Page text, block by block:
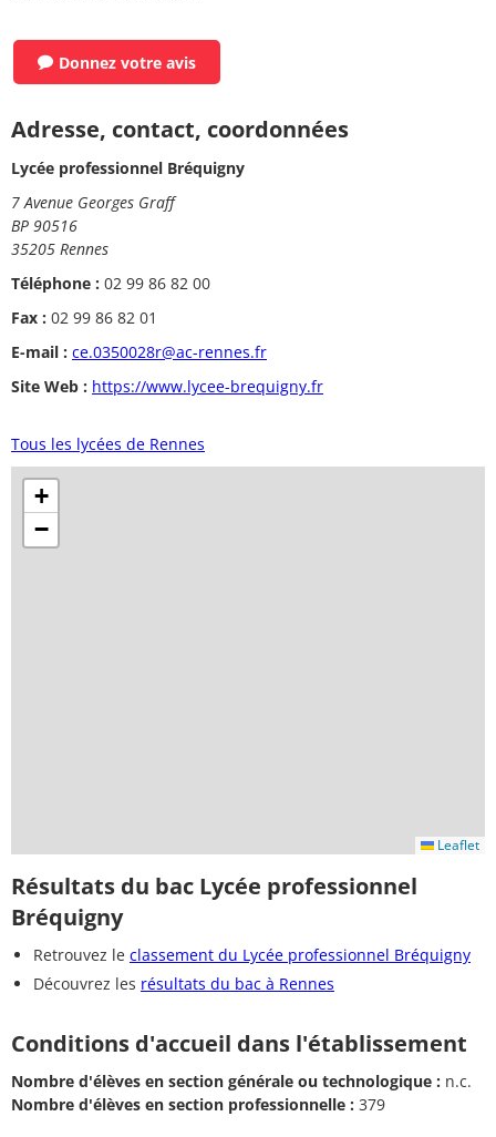
Donnez votre avis
Adresse, contact, coordonnées
Lycée professionnel Bréquigny
7 Avenue Georges Graff
BP 90516
35205 Rennes
Téléphone : 02 99 86 82 00
Fax : 02 99 86 82 01
E-mail : ce.0350028r@ac-rennes.fr
Site Web : https://www.lycee-brequigny.fr
Tous les lycées de Rennes
+
−
Leaflet
Résultats du bac Lycée professionnel
Bréquigny
Retrouvez le classement du Lycée professionnel Bréquigny
Découvrez les résultats du bac à Rennes
Conditions d'accueil dans l'établissement
Nombre d'élèves en section générale ou technologique : n.c.
Nombre d'élèves en section professionnelle : 379